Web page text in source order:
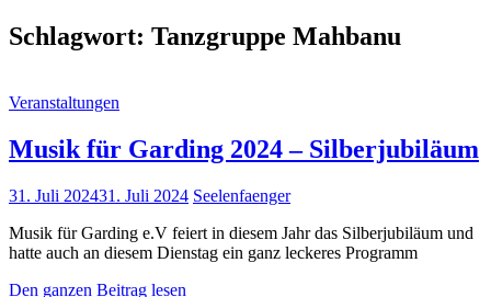
Schlagwort: Tanzgruppe Mahbanu
Cat
Veranstaltungen
Musik für Garding 2024 – Silberjubiläum
Posted
31. Juli 202431. Juli 2024 Seelenfaenger
Musik für Garding e.V feiert in diesem Jahr das Silberjubiläum und
hatte auch an diesem Dienstag ein ganz leckeres Programm
Den ganzen Beitrag lesen